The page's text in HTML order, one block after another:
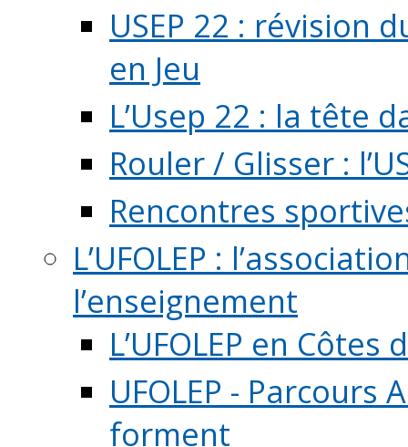
USEP 22 : révision
en Jeu
L’Usep 22 : la tête
Rouler / Glisser :
Rencontres
L’UFOLEP :
l’enseignement
L’UFOLEP en Côtes
UFOLEP -
forment